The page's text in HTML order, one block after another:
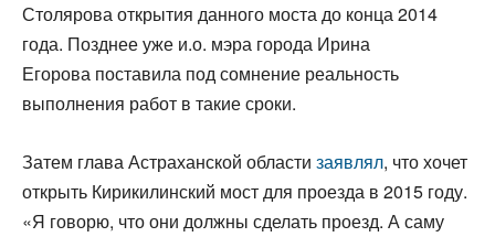
Столярова открытия данного моста до конца 2014
года. Позднее уже и.о. мэра города Ирина
Егорова поставила под сомнение реальность
выполнения работ в такие сроки.
Затем глава Астраханской области заявлял, что хочет
открыть Кирикилинский мост для проезда в 2015 году.
«Я говорю, что они должны сделать проезд. А саму